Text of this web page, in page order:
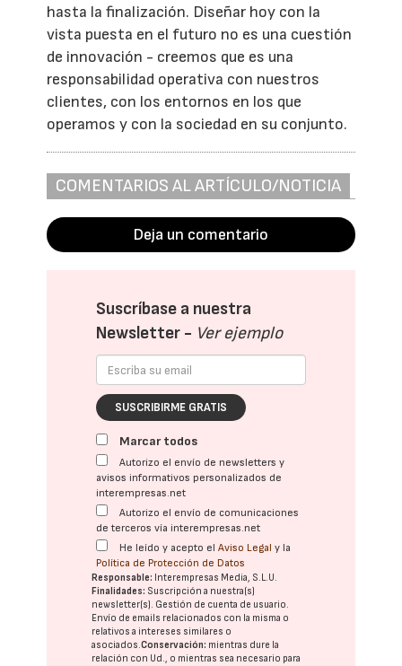
hasta la finalización. Diseñar hoy con la
vista puesta en el futuro no es una cuestión
de innovación - creemos que es una
responsabilidad operativa con nuestros
clientes, con los entornos en los que
operamos y con la sociedad en su conjunto.
COMENTARIOS AL ARTÍCULO/NOTICIA
Deja un comentario
Suscríbase a nuestra
Newsletter - Ver ejemplo
SUSCRIBIRME GRATIS
Marcar todos
Autorizo el envío de newsletters y
avisos informativos personalizados de
interempresas.net
Autorizo el envío de comunicaciones
de terceros vía interempresas.net
He leído y acepto elAviso Legal y la
Política de Protección de Datos
Responsable: Interempresas Media, S.L.U.
Finalidades: Suscripción a nuestra(s)
newsletter(s). Gestión de cuenta de usuario.
Envío de emails relacionados con la misma o
relativos a intereses similares o
asociados.Conservación: mientras dure la
relación con Ud., o mientras sea necesario para